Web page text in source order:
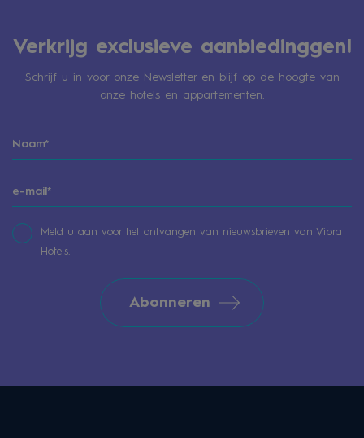
Verkrijg exclusieve aanbiedinggen!
Schrijf u in voor onze Newsletter en blijf op de hoogte van
onze hotels en appartementen.
Meld u aan voor het ontvangen van nieuwsbrieven van Vibra
Hotels.
Abonneren